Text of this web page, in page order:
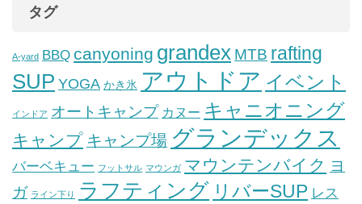
タグ
A-yard BBQ canyoning grandex MTB rafting
SUP YOGA かき氷 アウトドア イベント
インドア オートキャンプ カヌー キャニオニング
キャンプ キャンプ場 グランデックス
バーベキュー フットサル マウンガ マウンテンバイク ヨ
ガ ライン下り ラフティング リバーSUP レス